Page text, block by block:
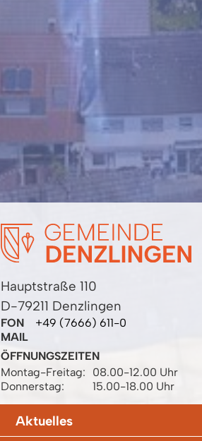
Hauptstraße 110
D-79211 Denzlingen
FON
+49 (7666) 611-0
MAIL
ÖFFNUNGSZEITEN
Montag-Freitag:
08.00-12.00 Uhr
Donnerstag:
15.00-18.00 Uhr
Aktuelles